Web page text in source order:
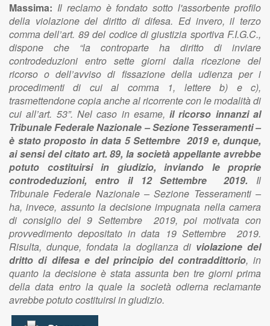
Massima: Il reclamo è fondato sotto l'assorbente profilo
della violazione del diritto di difesa. Ed invero, il terzo
comma dell’art. 89 del codice di giustizia sportiva F.I.G.C.,
dispone che “la controparte ha diritto di inviare
controdeduzioni entro sette giorni dalla ricezione del
ricorso o dell’avviso di fissazione della udienza per i
procedimenti di cui al comma 1, lettere b) e c),
trasmettendone copia anche al ricorrente con le modalità di
cui all’art. 53”. Nel caso in esame,il ricorso innanzi al
Tribunale Federale Nazionale – Sezione Tesseramenti –
è stato proposto in data 5 Settembre 2019 e, dunque,
ai sensi del citato art. 89, la società appellante avrebbe
potuto costituirsi in giudizio, inviando le proprie
controdeduzioni, entro il 12 Settembre 2019. Il
Tribunale Federale Nazionale – Sezione Tesseramenti –
ha, invece, assunto la decisione impugnata nella camera
di consiglio del 9 Settembre 2019, poi motivata con
provvedimento depositato in data 19 Settembre 2019.
Risulta, dunque, fondata la doglianza di violazione del
dritto di difesa e del principio del contraddittorio, in
quanto la decisione è stata assunta ben tre giorni prima
della data entro la quale la società odierna reclamante
avrebbe potuto costituirsi in giudizio.